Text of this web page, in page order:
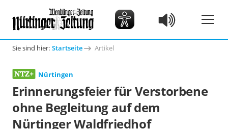
Sie sind hier: Startseite Artikel
Nürtingen
Erinnerungsfeier für Verstorbene
ohne Begleitung auf dem
Nürtinger Waldfriedhof